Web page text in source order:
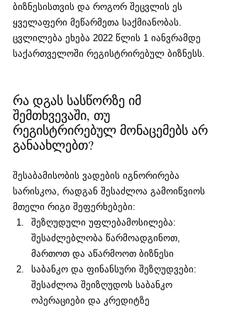
ბიზნესისთვის და როგორ შეცვლის ეს
ყველაფერი მეწარმეთა საქმიანობას.
ცვლილება ეხება 2022 წლის 1 იანვრამდე
საქართველოში რეგისტრირებულ ბიზნესს.
რა დგას სასწორზე იმ
შემთხვევაში, თუ
რეგისტრირებულ მონაცემებს არ
განაახლებთ?
შესაბამისობის ვადების იგნორირება
სარისკოა, რადგან შესაძლოა გამოიწვიოს
მთელი რიგი შეფერხებები:
შეზღუდული უფლებამოსილება:
შესაძლებლობა წარმოადგინოთ,
მართოთ და აწარმოოთ ბიზნესი
საბანკო და ფინანსური შეზღუდვები:
შესაძლოა შეიზღუდოს საბანკო
ოპერაციები და კრედიტზე